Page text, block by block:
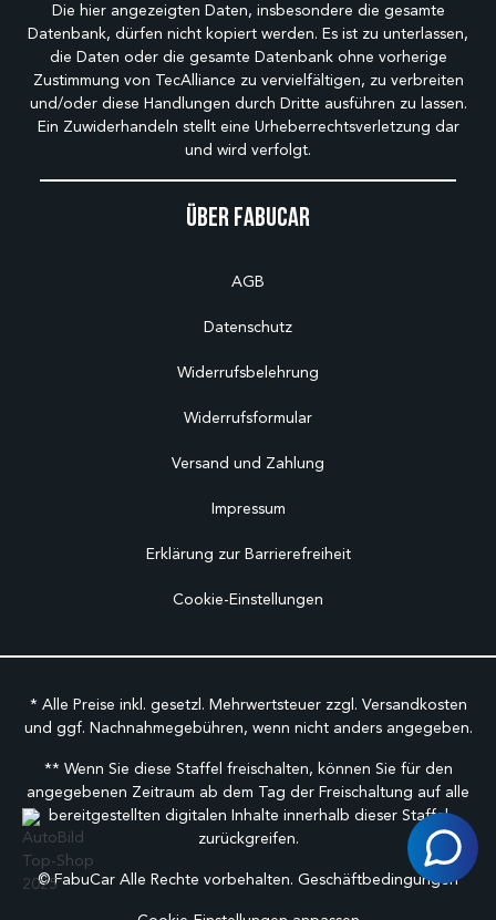
Über Fabucar
AGB
Datenschutz
Widerrufsbelehrung
Widerrufsformular
Versand und Zahlung
Impressum
Erklärung zur Barrierefreiheit
Cookie-Einstellungen
Die hier angezeigten Daten, insbesondere die gesamte
Datenbank, dürfen nicht kopiert werden. Es ist zu unterlassen,
die Daten oder die gesamte Datenbank ohne vorherige
Zustimmung von TecAlliance zu vervielfältigen, zu verbreiten
und/oder diese Handlungen durch Dritte ausführen zu lassen.
Ein Zuwiderhandeln stellt eine Urheberrechtsverletzung dar
und wird verfolgt.
* Alle Preise inkl. gesetzl. Mehrwertsteuer zzgl. Versandkosten
und ggf. Nachnahmegebühren, wenn nicht anders angegeben.
** Wenn Sie diese Staffel freischalten, können Sie für den
angegebenen Zeitraum ab dem Tag der Freischaltung auf alle
bereitgestellten digitalen Inhalte innerhalb dieser Staffel
zurückgreifen.
©FabuCar Alle Rechte vorbehalten. Geschäftbedingungen